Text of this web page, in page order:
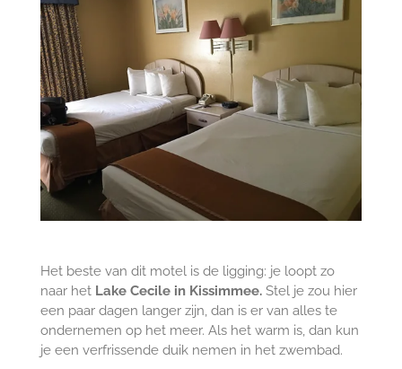
Het beste van dit motel is de ligging: je loopt zo
naar het Lake Cecile in Kissimmee. Stel je zou hier
een paar dagen langer zijn, dan is er van alles te
ondernemen op het meer. Als het warm is, dan kun
je een verfrissende duik nemen in het zwembad.